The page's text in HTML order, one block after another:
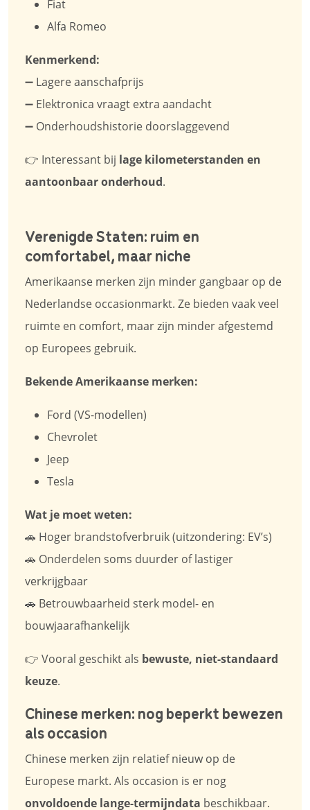
Fiat
Alfa Romeo
Kenmerkend:
➖ Lagere aanschafprijs
➖ Elektronica vraagt extra aandacht
➖ Onderhoudshistorie doorslaggevend
👉 Interessant bij lage kilometerstanden en
aantoonbaar onderhoud.
Verenigde Staten: ruim en
comfortabel, maar niche
Amerikaanse merken zijn minder gangbaar op de
Nederlandse occasionmarkt. Ze bieden vaak veel
ruimte en comfort, maar zijn minder afgestemd
op Europees gebruik.
Bekende Amerikaanse merken:
Ford (VS-modellen)
Chevrolet
Jeep
Tesla
Wat je moet weten:
🚗 Hoger brandstofverbruik (uitzondering: EV’s)
🚗 Onderdelen soms duurder of lastiger
verkrijgbaar
🚗 Betrouwbaarheid sterk model- en
bouwjaarafhankelijk
👉 Vooral geschikt als bewuste, niet-standaard
keuze.
Chinese merken: nog beperkt bewezen
als occasion
Chinese merken zijn relatief nieuw op de
Europese markt. Als occasion is er nog
onvoldoende lange-termijndata beschikbaar.